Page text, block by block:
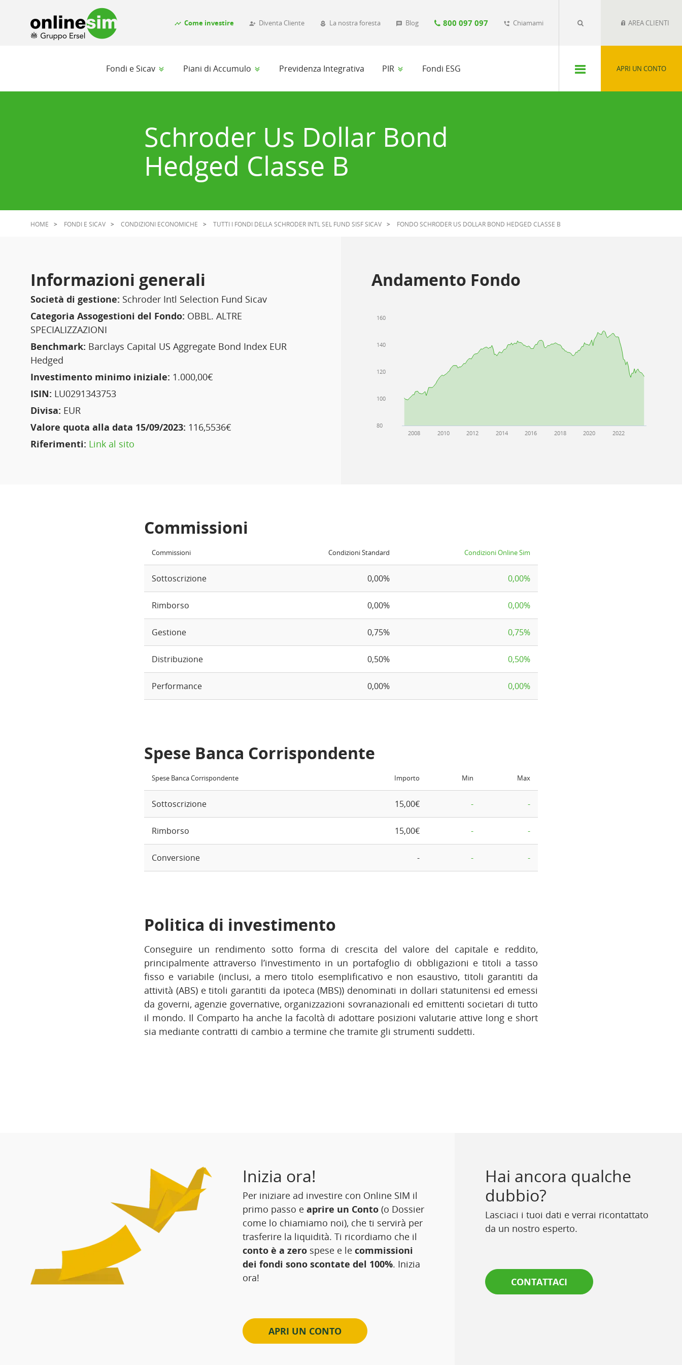
timeline Come investire person_add_alt_1 Diventa Cliente local_florist La nostra foresta message Blog 800 097 097 phone_forwarded Chiamami AREA CLIENTI
Fondi e Sicav Piani di Accumulo Previdenza Integrativa PIR Fondi ESG APRI UN CONTO
Schroder Us Dollar Bond
Hedged Classe B
HOME FONDI E SICAV CONDIZIONI ECONOMICHE TUTTI I FONDI DELLA SCHRODER INTL SEL FUND SISF SICAV FONDO SCHRODER US DOLLAR BOND HEDGED CLASSE B
Informazioni generali
Società di gestione: Schroder Intl Selection Fund Sicav
Categoria Assogestioni del Fondo: OBBL. ALTRE
SPECIALIZZAZIONI
Benchmark: Barclays Capital US Aggregate Bond Index EUR
Hedged
Investimento minimo iniziale: 1.000,00€
ISIN: LU0291343753
Divisa: EUR
Valore quota alla data 15/09/2023: 116,5536€
Riferimenti: Link al sito
Andamento Fondo
2008 2010 2012 2014 2016 2018 2020 2022
80
100
120
140
160
Commissioni
Commissioni Condizioni Standard Condizioni Online Sim
Sottoscrizione 0,00% 0,00%
Rimborso 0,00% 0,00%
Gestione 0,75% 0,75%
Distribuzione 0,50% 0,50%
Performance 0,00% 0,00%
Spese Banca Corrispondente
Spese Banca Corrispondente Importo Min Max
Sottoscrizione 15,00€ - -
Rimborso 15,00€ - -
Conversione - - -
Politica di investimento
Conseguire un rendimento sotto forma di crescita del valore del capitale e reddito,
principalmente attraverso l’investimento in un portafoglio di obbligazioni e titoli a tasso
fisso e variabile (inclusi, a mero titolo esemplificativo e non esaustivo, titoli garantiti da
attività (ABS) e titoli garantiti da ipoteca (MBS)) denominati in dollari statunitensi ed emessi
da governi, agenzie governative, organizzazioni sovranazionali ed emittenti societari di tutto
il mondo. Il Comparto ha anche la facoltà di adottare posizioni valutarie attive long e short
sia mediante contratti di cambio a termine che tramite gli strumenti suddetti.
Inizia ora!
Per iniziare ad investire con Online SIM il
primo passo e aprire un Conto (o Dossier
come lo chiamiamo noi), che ti servirà per
trasferire la liquidità. Ti ricordiamo che il
conto è a zero spese e le commissioni
dei fondi sono scontate del 100%. Inizia
ora!
APRI UN CONTO
Hai ancora qualche
dubbio?
Lasciaci i tuoi dati e verrai ricontattato
da un nostro esperto.
CONTATTACI